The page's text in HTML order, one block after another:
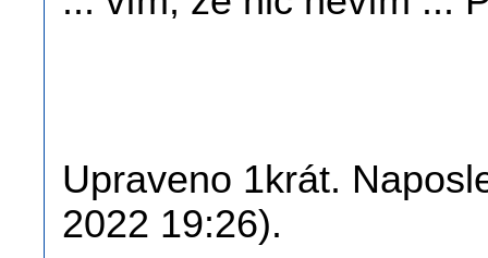
Upraveno 1krát.
2022 19:26).